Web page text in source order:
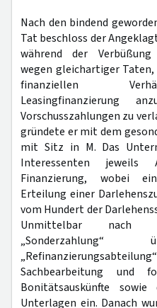
Nach den bindend
Tat beschloss der
während der
wegen gleichartiger
finanziellen
Leasingfinanzierung
Vorschusszahlungen zu
gründete er mit dem
mit Sitz in M. Das
Interessenten
Finanzierung, wobei
Erteilung einer
vom Hundert der
Unmittelbar nach
„Sonderzahlung“
Sachbearbeitung und
Bonitätsauskünfte
Unterlagen ein. Danach